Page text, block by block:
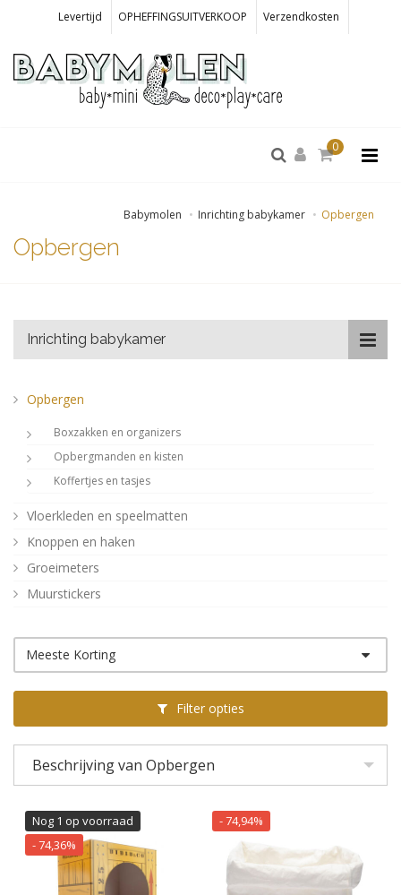
Levertijd OPHEFFINGSUITVERKOOP Verzendkosten
0
Babymolen Inrichting babykamer Opbergen
Opbergen
Inrichting babykamer
Opbergen
Boxzakken en organizers
Opbergmanden en kisten
Koffertjes en tasjes
Vloerkleden en speelmatten
Knoppen en haken
Groeimeters
Muurstickers
Kussens
Posters
Verlichting
Poefjes en speelkussens
Behang
Meeste Korting
Filter opties
Beschrijving van Opbergen
- 74,94%
Nog 1 op voorraad
- 74,36%